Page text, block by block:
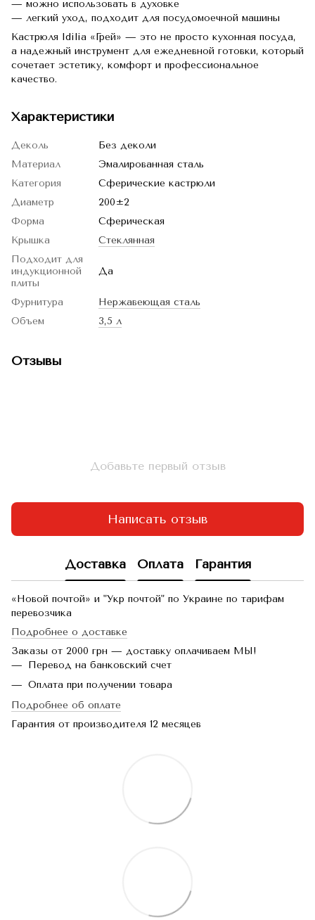
— можно использовать в духовке
— легкий уход, подходит для посудомоечной машины
Кастрюля Idilia «Грей» — это не просто кухонная посуда,
а надежный инструмент для ежедневной готовки, который
сочетает эстетику, комфорт и профессиональное
качество.
Характеристики
Деколь
Без деколи
Материал
Эмалированная сталь
Категория
Сферические кастрюли
Диаметр
200±2
Форма
Сферическая
Крышка
Стеклянная
Подходит для
индукционной
плиты
Да
Фурнитура
Нержавеющая сталь
Объем
3,5 л
Отзывы
Добавьте первый отзыв
Написать отзыв
Доставка Оплата Гарантия
«Новой почтой» и "Укр почтой" по Украине по тарифам
перевозчика
Подробнее о доставке
Заказы от 2000 грн — доставку оплачиваем МЫ!
Перевод на банковский счет
Оплата при получении товара
Подробнее об оплате
Гарантия от производителя 12 месяцев